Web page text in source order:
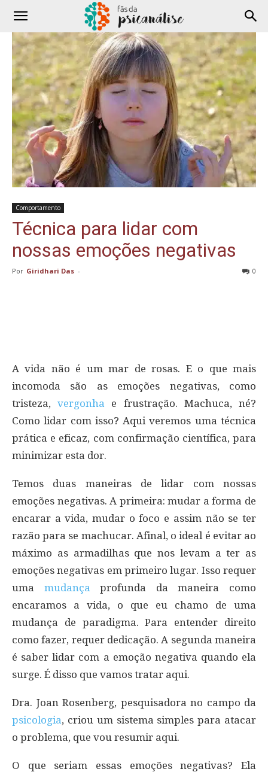
Comportamento
Técnica para lidar com
nossas emoções negativas
Por Giridhari Das - 0
A vida não é um mar de rosas. E o que mais
incomoda são as emoções negativas, como
tristeza,vergonha
e frustração. Machuca, né?
Como lidar com isso? Aqui veremos uma técnica
prática e eficaz, com confirmação científica, para
minimizar esta dor.
Temos duas maneiras de lidar com nossas
emoções negativas. A primeira: mudar a forma de
encarar a vida, mudar o foco e assim não se ter
razão para se machucar. Afinal, o ideal é evitar ao
máximo as armadilhas que nos levam a ter as
emoções negativas em primeiro lugar. Isso requer
uma mudança profunda da maneira como
encaramos a vida, o que eu chamo de uma
mudança de paradigma. Para entender direito
como fazer, requer dedicação. A segunda maneira
é saber lidar com a emoção negativa quando ela
surge. É disso que vamos tratar aqui.
Dra. Joan Rosenberg, pesquisadora no campo da
psicologia, criou um sistema simples para atacar
o problema, que vou resumir aqui.
O que seriam essas emoções negativas? Ela